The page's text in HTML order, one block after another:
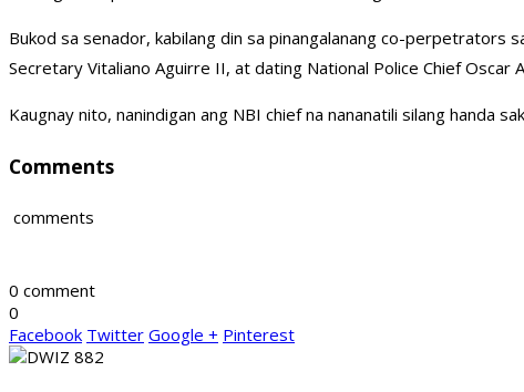
Bukod sa senador, kabilang din sa pinangalanang co-perpetrators
Secretary Vitaliano Aguirre II, at dating National Police Chief Oscar
Kaugnay nito, nanindigan ang NBI chief na nananatili silang
Comments
comments
0 comment
0
Facebook Twitter Google + Pinterest